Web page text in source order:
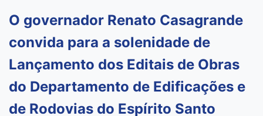
O governador Renato Casagrande
convida para a solenidade de
Lançamento dos Editais de Obras
do Departamento de Edificações e
de Rodovias do Espírito Santo